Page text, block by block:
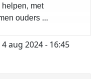
helpen, met
ouders ...
4 aug 2024 - 16:45